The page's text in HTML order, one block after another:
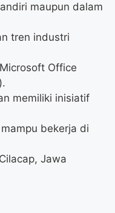
maupun dalam
tren industri
Office
memiliki inisiatif
bekerja di
Jawa